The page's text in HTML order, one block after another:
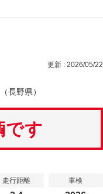
更新 : 2026/05/22
野県）
です
走行距離 車検